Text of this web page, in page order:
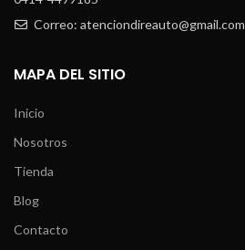
Correo: atenciondireauto@gmail.com
MAPA DEL SITIO
Inicio
Nosotros
Tienda
Blog
Contacto